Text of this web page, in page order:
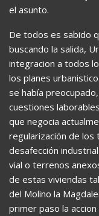
el asunto.
De todos es sabido
buscando la salida,
integracion a todos
los planes
se había
cuestiones
que negocia
regularización de los
desafección
vial o terrenos
de estas viviendas
del Molino la
primer paso la